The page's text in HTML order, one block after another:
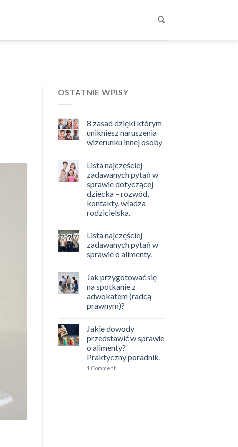
OSTATNIE WPISY
8 zasad dzięki którym
unikniesz naruszenia
wizerunku innej osoby
Lista najczęściej
zadawanych pytań w
sprawie dotyczącej
dziecka – rozwód,
kontakty, władza
rodzicielska.
Lista najczęściej
zadawanych pytań w
sprawie o alimenty.
Jak przygotować się
na spotkanie z
adwokatem (radcą
prawnym)?
Jakie dowody
przedstawić w sprawie
o alimenty?
Praktyczny poradnik.
1 Comment